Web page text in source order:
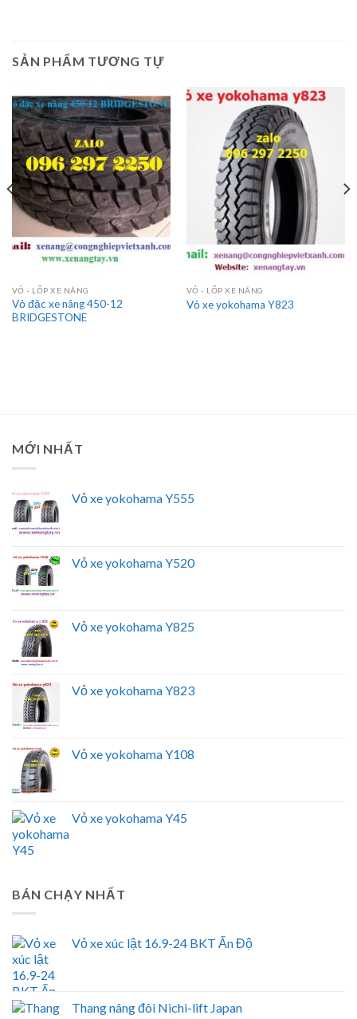
SẢN PHẨM TƯƠNG TỰ
VỎ - LỐP XE NÂNG
Vỏ đặc xe nâng 450-12
BRIDGESTONE
VỎ - LỐP XE NÂNG
Vỏ xe yokohama Y823
MỚI NHẤT
Vỏ xe yokohama Y555
Vỏ xe yokohama Y520
Vỏ xe yokohama Y825
Vỏ xe yokohama Y823
Vỏ xe yokohama Y108
Vỏ xe yokohama Y45
BÁN CHẠY NHẤT
Vỏ xe xúc lật 16.9-24 BKT Ấn Độ
Thang nâng đôi Nichi-lift Japan